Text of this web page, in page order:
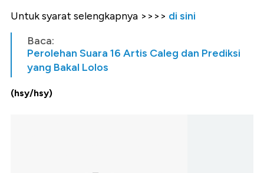
Untuk syarat selengkapnya >>>> di sini
Baca:
Perolehan Suara 16 Artis Caleg dan Prediksi
yang Bakal Lolos
(hsy/hsy)